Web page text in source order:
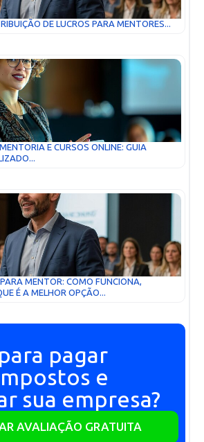
DE LUCROS PARA MENTORES...
E CURSOS ONLINE: GUIA
MENTOR: COMO FUNCIONA,
É A MELHOR OPÇÃO...
pagar
e
sua empresa?
AVALIAÇÃO GRATUITA